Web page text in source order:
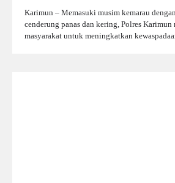
Karimun – Memasuki musim kemarau
cenderung panas dan kering, Polres Karimun
masyarakat untuk meningkatkan